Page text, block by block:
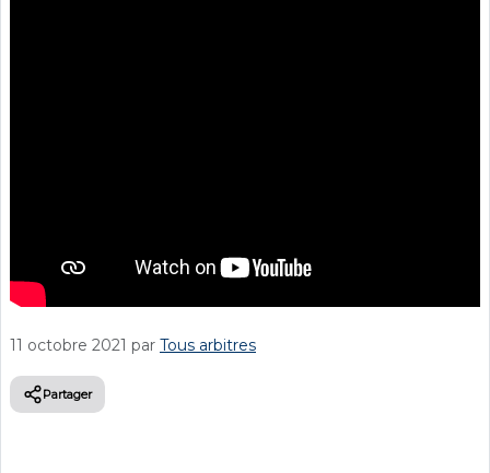
11 octobre 2021 par Tous arbitres
Partager